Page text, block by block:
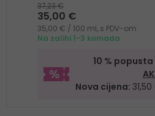
37,23 €
35,00 €
35,00 € / 100 ml, s PDV-om
Na zalihi 1-3 komada
10 % popusta
Nova cijena: